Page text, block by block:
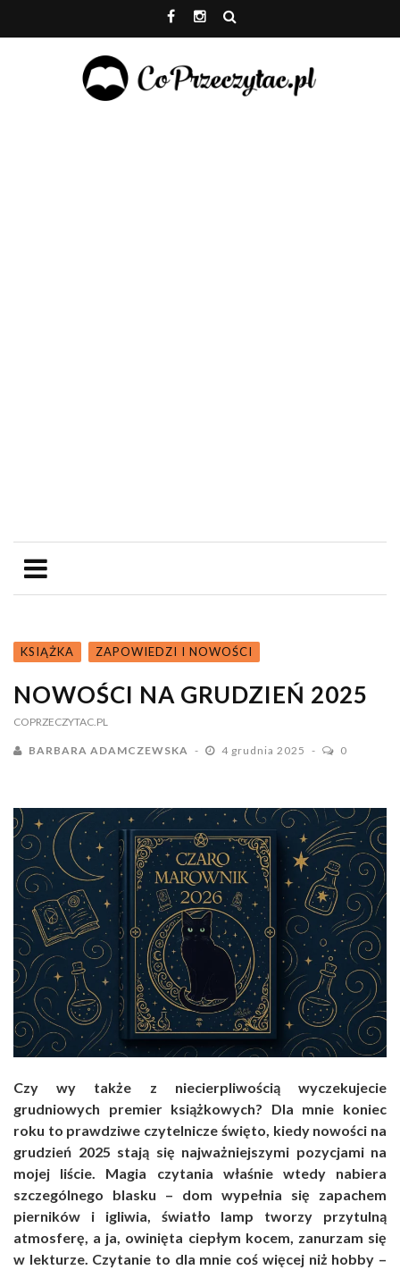
KSIĄŻKA ZAPOWIEDZI I NOWOŚCI
NOWOŚCI NA GRUDZIEŃ 2025
COPRZECZYTAC.PL
BARBARA ADAMCZEWSKA 4 grudnia 2025 0
Czy wy także z niecierpliwością wyczekujecie
grudniowych premier książkowych? Dla mnie koniec
roku to prawdziwe czytelnicze święto, kiedy nowości na
grudzień 2025 stają się najważniejszymi pozycjami na
mojej liście. Magia czytania właśnie wtedy nabiera
szczególnego blasku – dom wypełnia się zapachem
pierników i igliwia, światło lamp tworzy przytulną
atmosferę, a ja, owinięta ciepłym kocem, zanurzam się
w lekturze. Czytanie to dla mnie coś więcej niż hobby –